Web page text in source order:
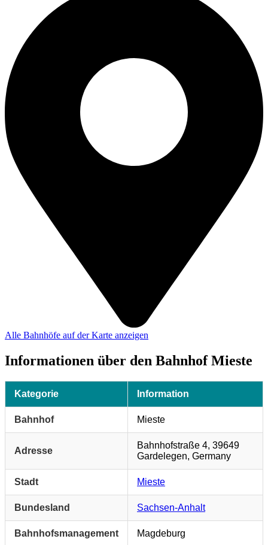
Alle Bahnhöfe auf der Karte anzeigen
Informationen über den Bahnhof Mieste
Kategorie Information
Bahnhof Mieste
Adresse
Bahnhofstraße 4, 39649
Gardelegen, Germany
Stadt Mieste
Bundesland Sachsen-Anhalt
Bahnhofsmanagement Magdeburg